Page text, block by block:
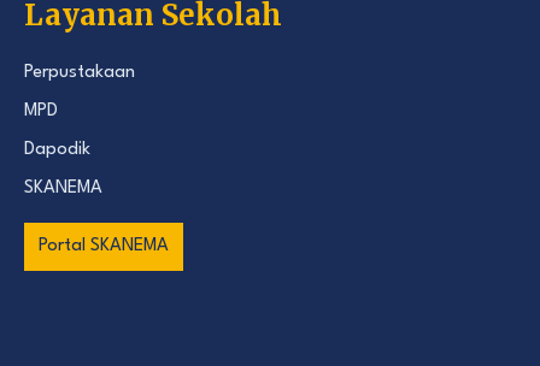
Layanan Sekolah
Perpustakaan
MPD
Dapodik
SKANEMA
Portal SKANEMA